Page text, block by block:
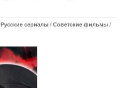
Русские сериалы / Советские фильмы /